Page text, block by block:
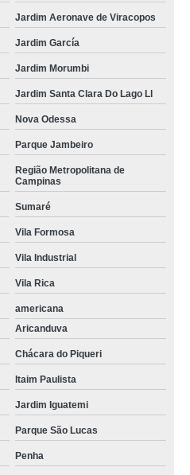
Jardim Aeronave de Viracopos
Jardim García
Jardim Morumbi
Jardim Santa Clara Do Lago Ll
Nova Odessa
Parque Jambeiro
Região Metropolitana de
Campinas
Sumaré
Vila Formosa
Vila Industrial
Vila Rica
americana
Aricanduva
Chácara do Piqueri
Itaim Paulista
Jardim Iguatemi
Parque São Lucas
Penha